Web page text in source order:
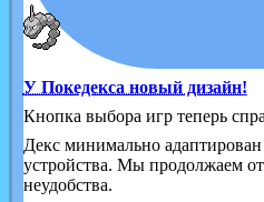
У Покедекса новый дизайн!
Кнопка выбора игр теперь
Декс минимально
устройства. Мы продолжаем
неудобства.